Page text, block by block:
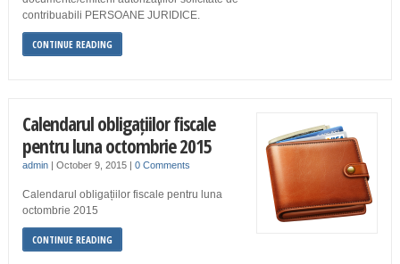
contribuabili PERSOANE JURIDICE.
CONTINUE READING
Calendarul obligațiilor fiscale
pentru luna octombrie 2015
admin| October 9, 2015 | 0 Comments
Calendarul obligațiilor fiscale pentru luna
octombrie 2015
CONTINUE READING